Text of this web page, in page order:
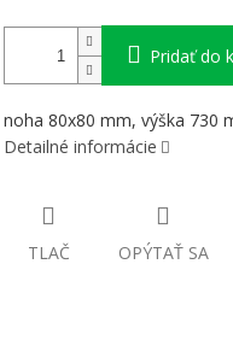
Pridať do
noha 80x80 mm, výška 730
Detailné informácie
TLAČ OPÝTAŤ SA